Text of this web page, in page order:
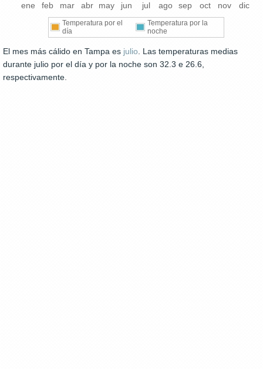
ene feb mar abr may jun jul ago sep oct nov dic
Temperatura por el
día
Temperatura por la
noche
El mes más cálido en Tampa es julio . Las temperaturas medias
durante julio por el día y por la noche son 32.3 e 26.6,
respectivamente.